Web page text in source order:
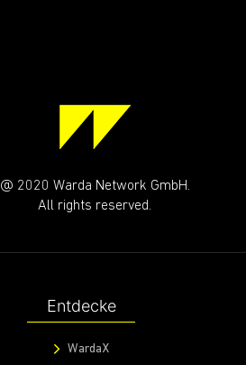
@ 2020 Warda Network GmbH.
All rights reserved.
Entdecke
WardaX